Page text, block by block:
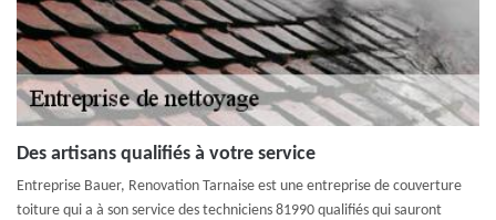
Des artisans qualifiés à votre service
Entreprise Bauer, Renovation Tarnaise est une entreprise de couverture
toiture qui a à son service des techniciens 81990 qualifiés qui sauront